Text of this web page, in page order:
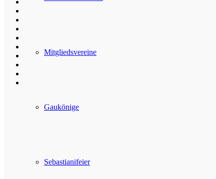
Mitgliedsvereine
Gaukönige
Sebastianifeier